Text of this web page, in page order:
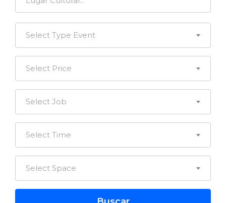
Select Type Event
Select Price
Select Job
Select Time
Select Space